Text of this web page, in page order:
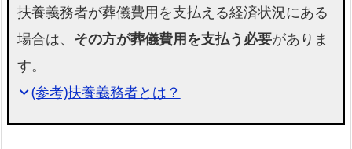
市
阿
区】
扶養義務者が葬儀費用を支払える経済状況にある
場合は、 その方が葬儀費用を支払う必要がありま
す。
expand_more(参考)扶養義務者とは？